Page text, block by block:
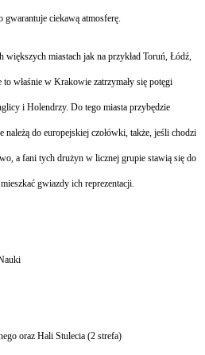
gwarantuje ciekawą atmosferę.
miastach jak na przykład Toruń, Łódź,
właśnie w Krakowie zatrzymały się potęgi
i Holendrzy. Do tego miasta przybędzie
do europejskiej czołówki, także, jeśli chodzi
a fani tych drużyn w licznej grupie stawią się do
gwiazdy ich reprezentacji.
oraz Hali Stulecia (2 strefa)